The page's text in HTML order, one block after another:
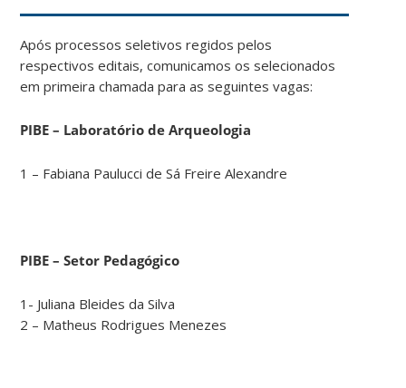
Após processos seletivos regidos pelos
respectivos editais, comunicamos os selecionados
em primeira chamada para as seguintes vagas:
PIBE – Laboratório de Arqueologia
1 – Fabiana Paulucci de Sá Freire Alexandre
PIBE – Setor Pedagógico
1- Juliana Bleides da Silva
2 – Matheus Rodrigues Menezes